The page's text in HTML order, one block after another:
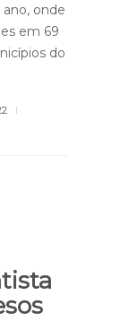
onde
em 69
do